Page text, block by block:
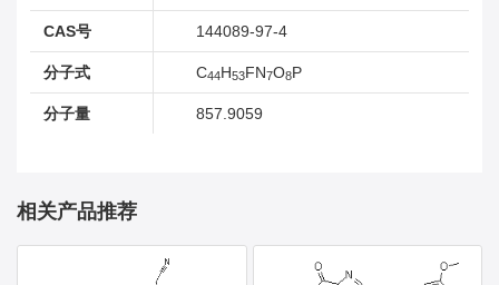
CAS号 144089-97-4
分子式 C44H53FN7O8P
分子量 857.9059
相关产品推荐